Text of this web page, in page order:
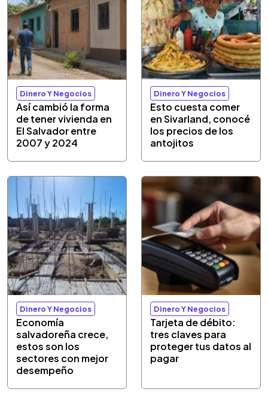
Dinero Y Negocios
Así cambió la forma
de tener vivienda en
El Salvador entre
2007 y 2024
Dinero Y Negocios
Esto cuesta comer
en Sivarland, conocé
los precios de los
antojitos
Dinero Y Negocios
Economía
salvadoreña crece,
estos son los
sectores con mejor
desempeño
Dinero Y Negocios
Tarjeta de débito:
tres claves para
proteger tus datos al
pagar